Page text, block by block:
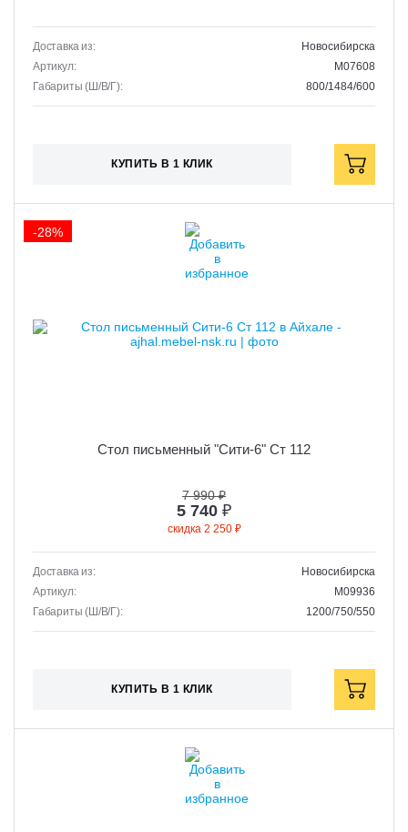
Доставка из:
Новосибирска
Артикул:
M07608
Габариты (Ш/В/Г):
800/1484/600
КУПИТЬ В 1 КЛИК
Стол письменный "Сити-6" Ст 112
7 990 ₽
5 740 ₽
скидка 2 250 ₽
Доставка из:
Новосибирска
Артикул:
M09936
Габариты (Ш/В/Г):
1200/750/550
КУПИТЬ В 1 КЛИК
-28%